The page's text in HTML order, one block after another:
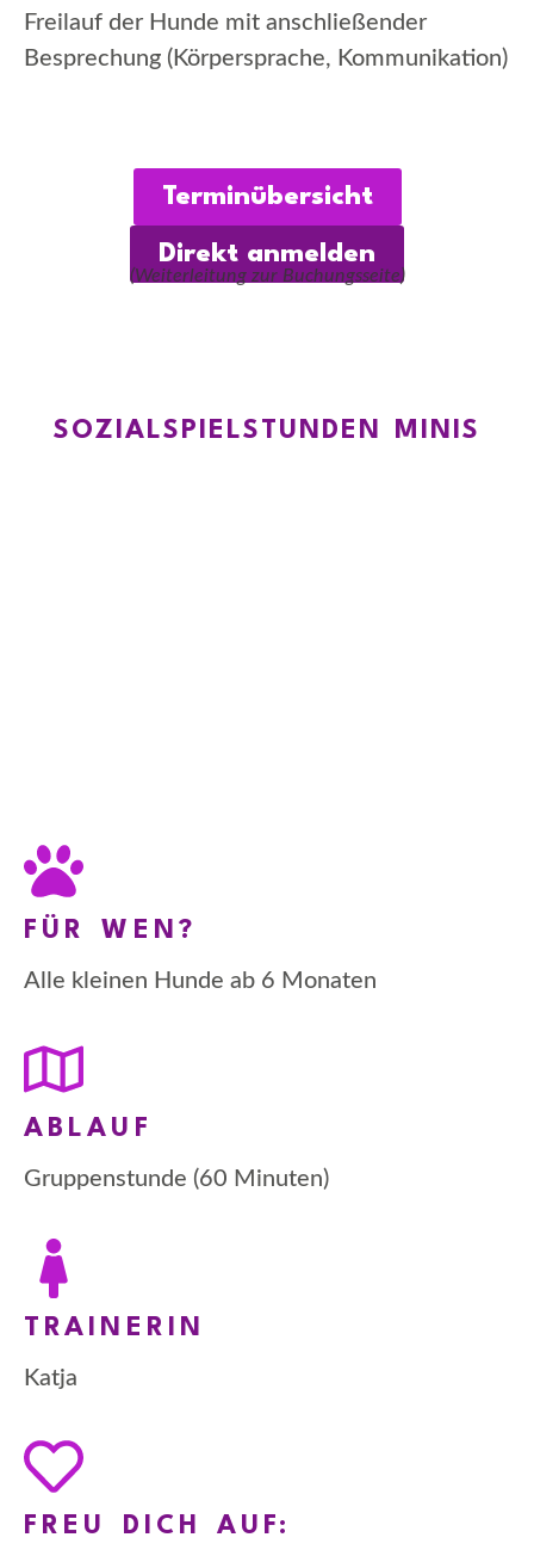
Freilauf der Hunde mit anschließender
Besprechung (Körpersprache, Kommunikation)
Terminübersicht
Direkt anmelden
(Weiterleitung zur Buchungsseite)
SOZIALSPIELSTUNDEN MINIS
FÜR WEN?
Alle kleinen Hunde ab 6 Monaten
ABLAUF
Gruppenstunde (60 Minuten)
TRAINERIN
Katja
FREU DICH AUF: